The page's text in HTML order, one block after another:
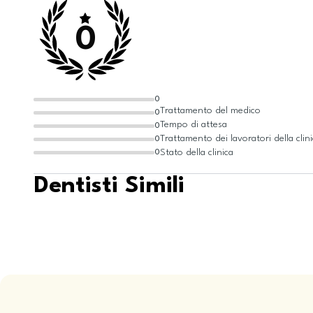
0
0
0
0
0
0
Trattamento del medico
Tempo di attesa
Trattamento dei lavoratori della
Stato della clinica
Dentisti Simili